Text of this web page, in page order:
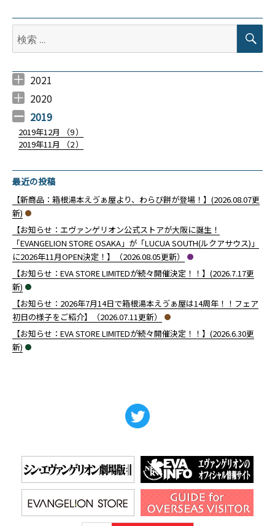
索:
検
2021
2021年4月 （
2021年3月 （
2021年2月 （
2021年1月 （
2020
2020年12月 （
2020年11月 （
2020年10月 （
2020年9月 （
2020年8月 （
2020年7月 （
2020年6月 （
2020年5月 （
2020年4月 （
2020年3月 （
2020年2月 （
2020年1月 （
2019
2019年12月 （9）
2019年11月 （2）
最近の投稿
【新商品：箱根湯本えゔぁ屋より、わらび餅が登場！】(2026.08.07更
新)
【お知らせ：エヴァンゲリオン公式ストアが大阪に誕生！
「EVANGELION STORE OSAKA」が「LUCUA SOUTH(ルクアサウス)」
に2026年11月OPEN決定！】（2026.08.05更新）
【お知らせ：EVA STORE LIMITEDが続々開催決定！！】(2026.7.17更
新)
【お知らせ：2026年7月14日で箱根湯本えゔぁ屋は14周年！！フェア
初日の様子をご紹介】（2026.07.11更新）
【お知らせ：EVA STORE LIMITEDが続々開催決定！！】(2026.6.30更
新)